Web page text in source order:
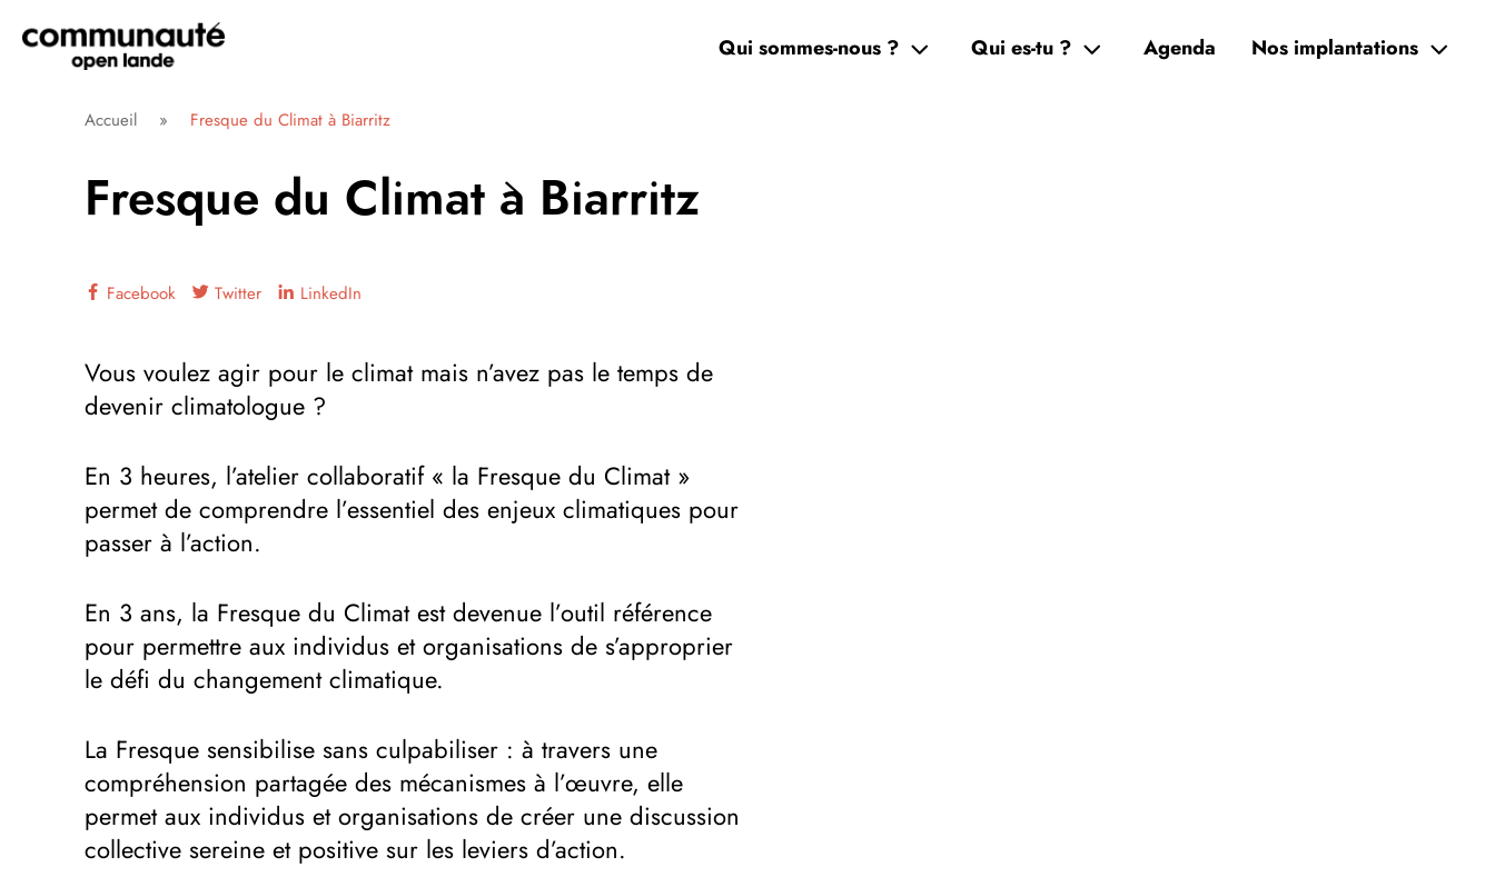
directement
Communauté Open Lande
Qui sommes-nous ? Qui es-tu ? Agenda Nos implantations
Accueil » Fresque du Climat à Biarritz
Fresque du Climat à Biarritz
Facebook Twitter LinkedIn
Vous voulez agir pour le climat mais n’avez pas le temps de
devenir climatologue ?
En 3 heures, l’atelier collaboratif « la Fresque du Climat »
permet de comprendre l’essentiel des enjeux climatiques pour
passer à l’action.
En 3 ans, la Fresque du Climat est devenue l’outil référence
pour permettre aux individus et organisations de s’approprier
le défi du changement climatique.
La Fresque sensibilise sans culpabiliser : à travers une
compréhension partagée des mécanismes à l’œuvre, elle
permet aux individus et organisations de créer une discussion
collective sereine et positive sur les leviers d’action.